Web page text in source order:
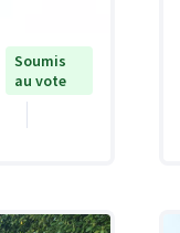
Soumis
au vote